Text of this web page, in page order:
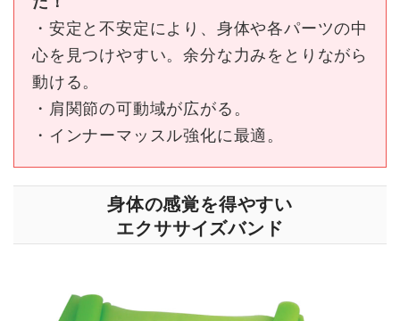
・安定と不安定により、身体や各パーツの中
心を見つけやすい。余分な力みをとりながら
動ける。
・肩関節の可動域が広がる。
・インナーマッスル強化に最適。
身体の感覚を得やすい
エクササイズバンド